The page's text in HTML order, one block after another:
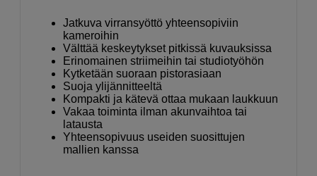
Jatkuva virransyöttö yhteensopiviin
kameroihin
Välttää keskeytykset pitkissä kuvauksissa
Erinomainen striimeihin tai studiotyöhön
Kytketään suoraan pistorasiaan
Suoja ylijännitteeltä
Kompakti ja kätevä ottaa mukaan laukkuun
Vakaa toiminta ilman akunvaihtoa tai
latausta
Yhteensopivuus useiden suosittujen
mallien kanssa